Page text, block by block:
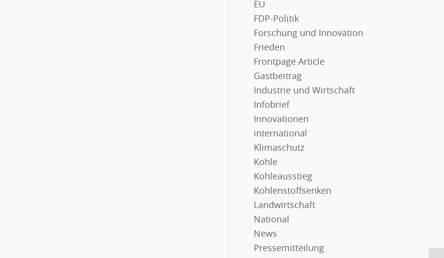
EU
FDP-Politik
Forschung und Innovation
Frieden
Frontpage Article
Gastbeitrag
Industrie und Wirtschaft
Infobrief
Innovationen
international
Klimaschutz
Kohle
Kohleausstieg
Kohlenstoffsenken
Landwirtschaft
National
News
Pressemitteilung